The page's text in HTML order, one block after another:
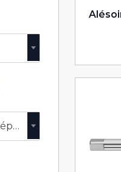
Longeur de coupe ou épaisseur (mm)